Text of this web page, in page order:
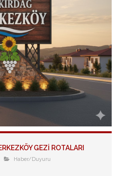
GEZİ ROTALARI
Haber/Duyuru